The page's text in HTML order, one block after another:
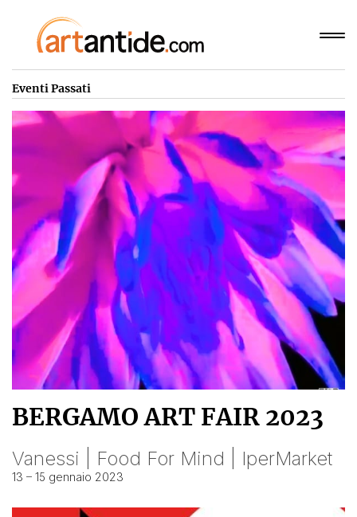
Eventi Passati
BERGAMO ART FAIR 2023
Vanessi | Food For Mind | IperMarket
13 – 15 gennaio 2023